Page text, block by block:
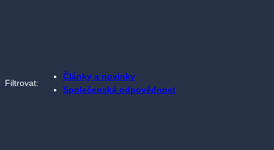
Filtrovat:
Články a novinky
Společenská odpovědnost